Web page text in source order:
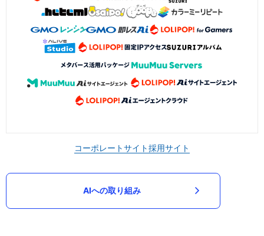
コーポレートサイト採用サイト
AIへの取り組み